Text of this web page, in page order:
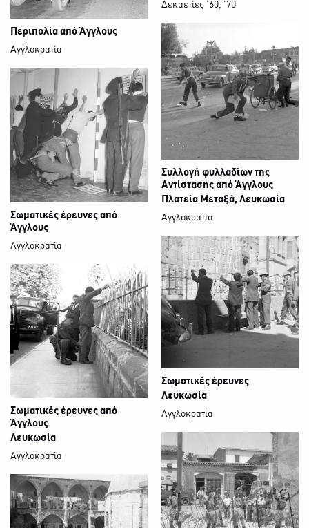
Δεκαετίες ’60, ΄70
Περιπολία από Άγγλους
Αγγλοκρατία
Συλλογή φυλλαδίων της
Αντίστασης από Άγγλους
Πλατεία Μεταξά, Λευκωσία
Αγγλοκρατία
Σωματικές έρευνες από
Άγγλους
Αγγλοκρατία
Σωματικές έρευνες
Λευκωσία
Αγγλοκρατία
Σωματικές έρευνες από
Άγγλους
Λευκωσία
Αγγλοκρατία